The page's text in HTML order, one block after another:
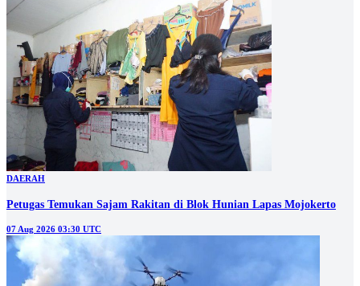
DAERAH
Petugas Temukan Sajam Rakitan di Blok Hunian Lapas Mojokerto
07 Aug 2026 03:30 UTC